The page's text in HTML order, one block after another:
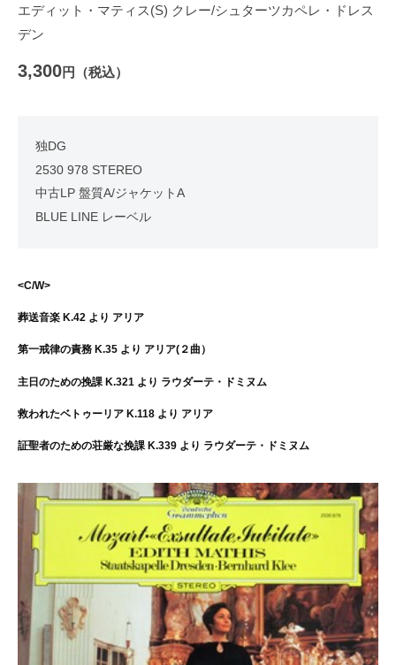
エディット・マティス(S) クレー/シュターツカペレ・ドレス
デン
3,300円（税込）
独DG
2530 978 STEREO
中古LP 盤質A/ジャケットA
BLUE LINE レーベル
<C/W>
葬送音楽 K.42 より アリア
第一戒律の責務 K.35 より アリア(２曲）
主日のための挽課 K.321 より ラウダーテ・ドミヌム
救われたベトゥーリア K.118 より アリア
証聖者のための荘厳な挽課 K.339 より ラウダーテ・ドミヌム